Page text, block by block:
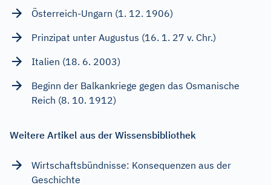
Österreich-Ungarn (1. 12. 1906)
Prinzipat unter Augustus (16. 1. 27 v. Chr.)
Italien (18. 6. 2003)
Beginn der Balkankriege gegen das Osmanische
Reich (8. 10. 1912)
Weitere Artikel aus der Wissensbibliothek
Wirtschaftsbündnisse: Konsequenzen aus der
Geschichte